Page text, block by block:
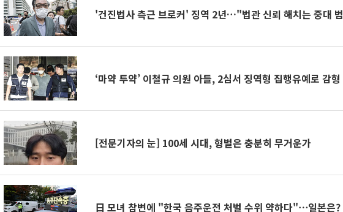
'건진법사 측근 브로커' 징역 2년…"법관 신뢰 해치는 중대
‘마약 투약’ 이철규 의원 아들, 2심서 징역형 집행유예로 감형
[전문기자의 눈] 100세 시대, 형벌은 충분히 무거운가
日 모녀 참변에 "한국 음주운전 처벌 수위 약하다"⋯일본은